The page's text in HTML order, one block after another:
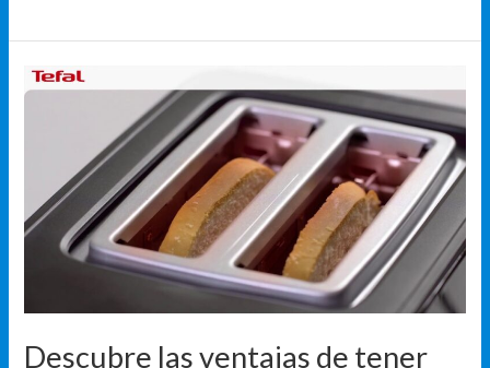
Descubre las ventajas de tener
Descubre
tener
una
tostadora
en
tu